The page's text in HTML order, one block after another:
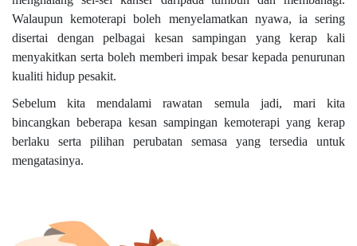
Walaupun kemoterapi boleh menyelamatkan nyawa, ia sering
disertai dengan pelbagai kesan sampingan yang kerap kali
menyakitkan serta boleh memberi impak besar kepada penurunan
kualiti hidup pesakit.
Sebelum kita mendalami rawatan semula jadi, mari kita
bincangkan beberapa kesan sampingan kemoterapi yang kerap
berlaku serta pilihan perubatan semasa yang tersedia untuk
mengatasinya.